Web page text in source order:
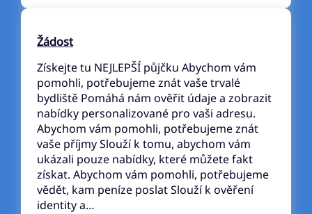
Žádost
Získejte tu NEJLEPŠÍ půjčku Abychom vám
pomohli, potřebujeme znát vaše trvalé
bydliště Pomáhá nám ověřit údaje a zobrazit
nabídky personalizované pro vaši adresu.
Abychom vám pomohli, potřebujeme znát
vaše příjmy Slouží k tomu, abychom vám
ukázali pouze nabídky, které můžete fakt
získat. Abychom vám pomohli, potřebujeme
vědět, kam peníze poslat Slouží k ověření
identity a…